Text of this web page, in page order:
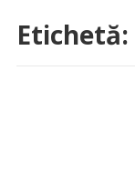
Etichetă: